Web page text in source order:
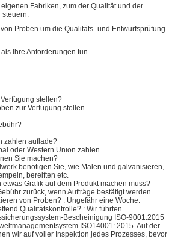
eigenen Fabriken, zum der Qualität und der
steuern.
Proben um die Qualitäts- und Entwurfsprüfung
Ihre Anforderungen tun.
stellen?
zur Verfügung stellen.
zahlen auflade?
oder Western Union zahlen.
Sie machen?
benötigen Sie, wie Malen und galvanisieren,
bereiften etc.
Grafik auf dem Produkt machen muss?
zurück, wenn Aufträge bestätigt werden.
von Proben? : Ungefähr eine Woche.
Qualitätskontrolle? : Wir führten
Bescheinigung ISO-9001:2015
ISO14001: 2015. Auf der
wir auf voller Inspektion jedes Prozesses, bevor